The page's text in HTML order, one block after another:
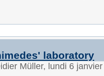
laboratory
Müller, lundi 6